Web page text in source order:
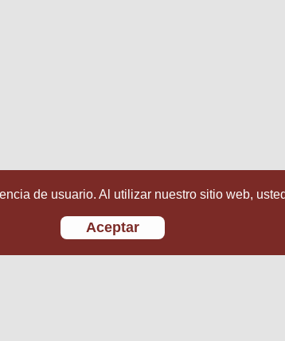
de usuario. Al utilizar nuestro sitio web,
Aceptar